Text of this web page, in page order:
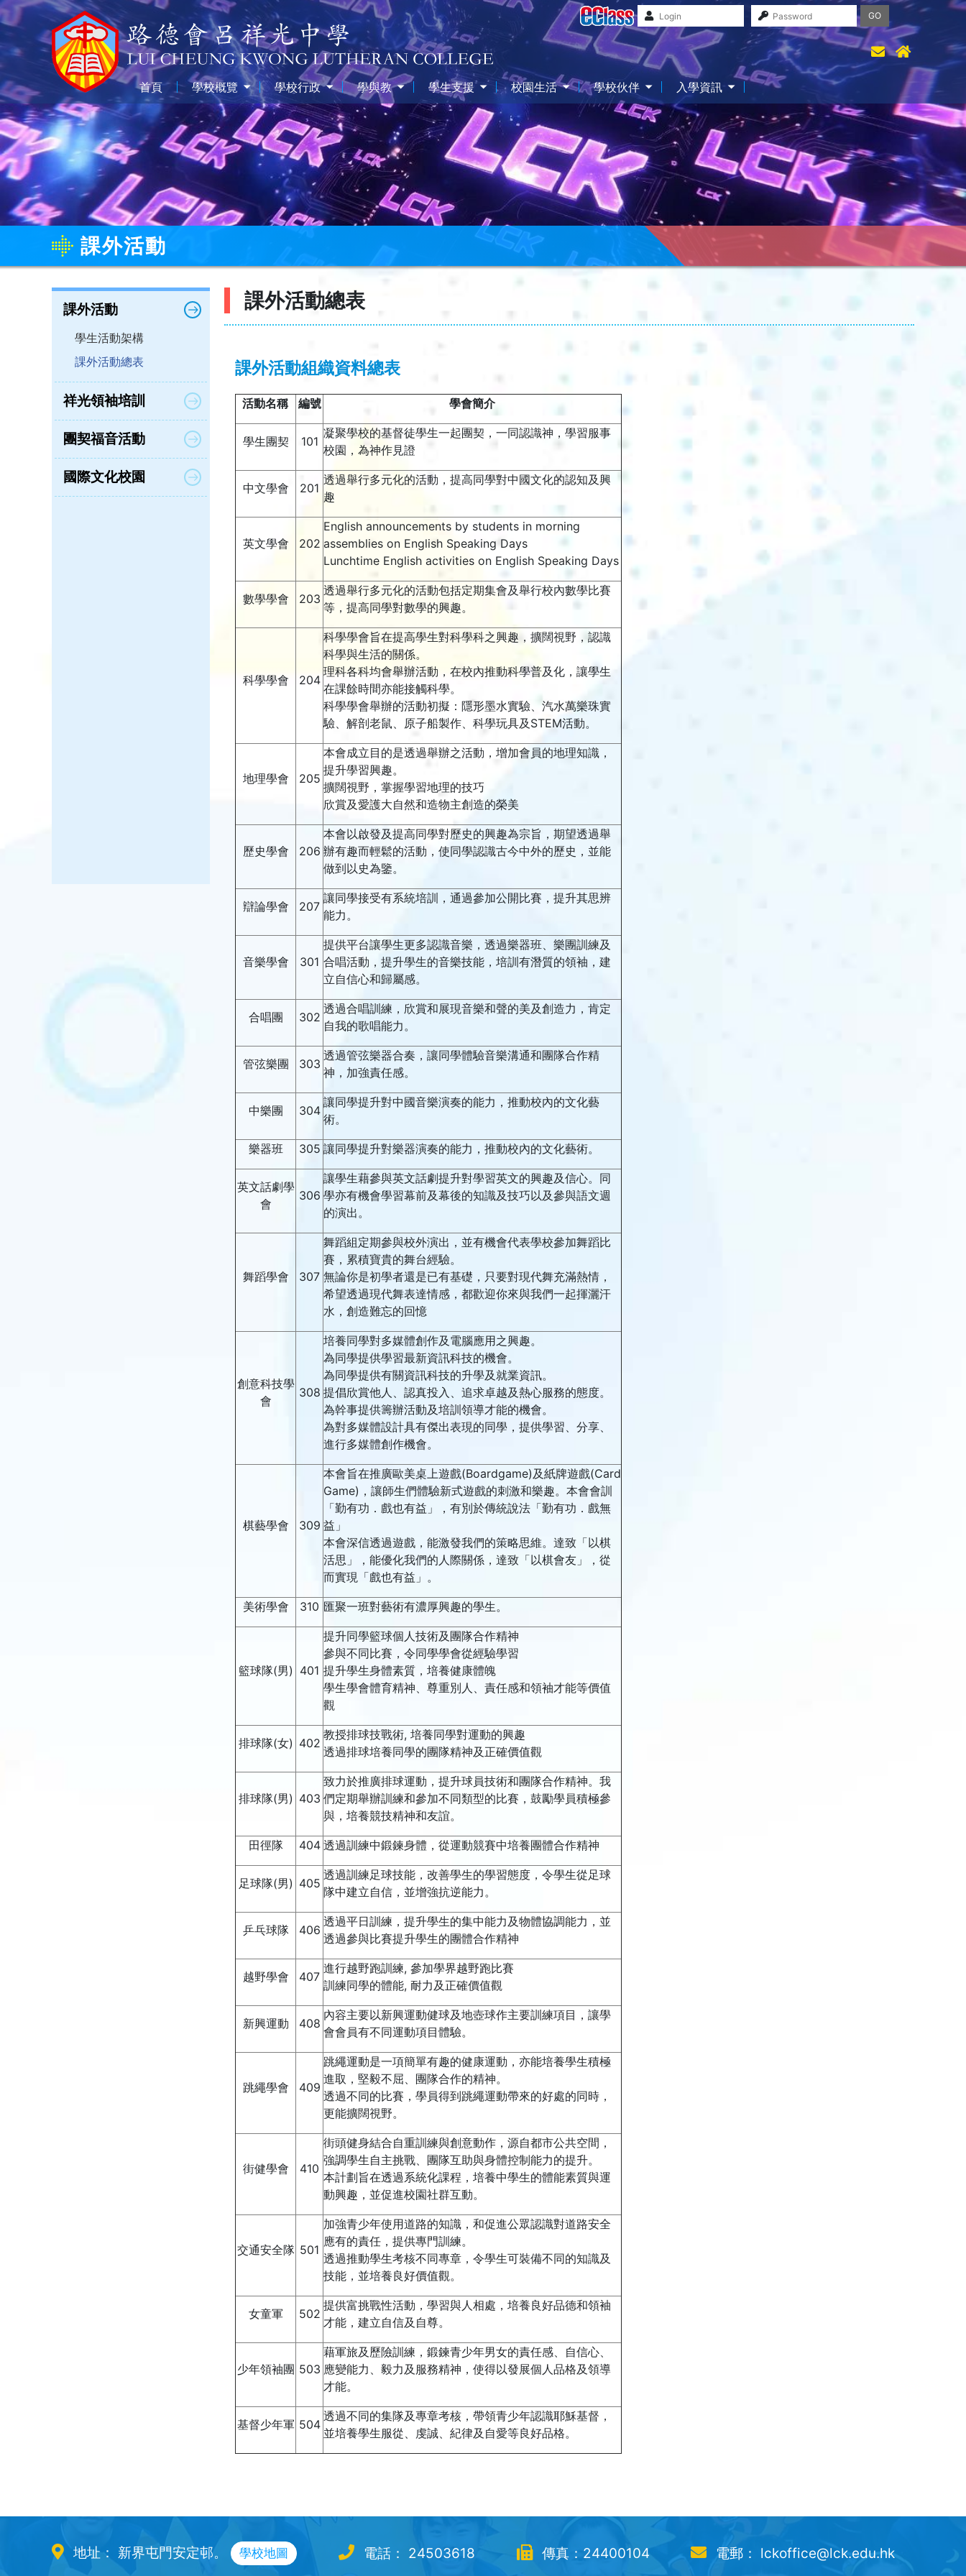
GO
首頁 學校概覽 學校行政 學與教 學生支援 校園生活 學校伙伴 入學資訊
課外活動
課外活動
學生活動架構
課外活動總表
祥光領袖培訓
團契福音活動
國際文化校園
課外活動總表
課外活動組織資料總表
活動名稱 編號 學會簡介
學生團契 101
凝聚學校的基督徒學生一起團契，一同認識神，學習服事
校園，為神作見證
中文學會 201
透過舉行多元化的活動，提高同學對中國文化的認知及興
趣
英文學會 202
English announcements by students in morning
assemblies on English Speaking Days
Lunchtime English activities on English Speaking Days
數學學會 203
透過舉行多元化的活動包括定期集會及舉行校內數學比賽
等，提高同學對數學的興趣。
科學學會 204
科學學會旨在提高學生對科學科之興趣，擴闊視野，認識
科學與生活的關係。
理科各科均會舉辦活動，在校內推動科學普及化，讓學生
在課餘時間亦能接觸科學。
科學學會舉辦的活動初擬：隱形墨水實驗、汽水萬樂珠實
驗、解剖老鼠、原子船製作、科學玩具及STEM活動。
地理學會 205
本會成立目的是透過舉辦之活動，增加會員的地理知識，
提升學習興趣。
擴闊視野，掌握學習地理的技巧
欣賞及愛護大自然和造物主創造的榮美
歷史學會 206
本會以啟發及提高同學對歷史的興趣為宗旨，期望透過舉
辦有趣而輕鬆的活動，使同學認識古今中外的歷史，並能
做到以史為鑒。
辯論學會 207
讓同學接受有系統培訓，通過參加公開比賽，提升其思辨
能力。
音樂學會 301
提供平台讓學生更多認識音樂，透過樂器班、樂團訓練及
合唱活動，提升學生的音樂技能，培訓有潛質的領袖，建
立自信心和歸屬感。
合唱團 302
透過合唱訓練，欣賞和展現音樂和聲的美及創造力，肯定
自我的歌唱能力。
管弦樂團 303
透過管弦樂器合奏，讓同學體驗音樂溝通和團隊合作精
神，加強責任感。
中樂團 304
讓同學提升對中國音樂演奏的能力，推動校內的文化藝
術。
樂器班 305 讓同學提升對樂器演奏的能力，推動校內的文化藝術。
英文話劇學
會
306
讓學生藉參與英文話劇提升對學習英文的興趣及信心。同
學亦有機會學習幕前及幕後的知識及技巧以及參與語文週
的演出。
舞蹈學會 307
舞蹈組定期參與校外演出，並有機會代表學校參加舞蹈比
賽，累積寶貴的舞台經驗。
無論你是初學者還是已有基礎，只要對現代舞充滿熱情，
希望透過現代舞表達情感，都歡迎你來與我們一起揮灑汗
水，創造難忘的回憶
創意科技學
會
308
培養同學對多媒體創作及電腦應用之興趣。
為同學提供學習最新資訊科技的機會。
為同學提供有關資訊科技的升學及就業資訊。
提倡欣賞他人、認真投入、追求卓越及熱心服務的態度。
為幹事提供籌辦活動及培訓領導才能的機會。
為對多媒體設計具有傑出表現的同學，提供學習、分享、
進行多媒體創作機會。
棋藝學會 309
本會旨在推廣歐美桌上遊戲(Boardgame)及紙牌遊戲(Card
Game)，讓師生們體驗新式遊戲的刺激和樂趣。本會會訓
「勤有功．戲也有益」，有別於傳統說法「勤有功．戲無
益」
本會深信透過遊戲，能激發我們的策略思維。達致「以棋
活思」，能優化我們的人際關係，達致「以棋會友」，從
而實現「戲也有益」。
美術學會 310 匯聚一班對藝術有濃厚興趣的學生。
籃球隊(男) 401
提升同學籃球個人技術及團隊合作精神
參與不同比賽，令同學學會從經驗學習
提升學生身體素質，培養健康體魄
學生學會體育精神、尊重別人、責任感和領袖才能等價值
觀
排球隊(女) 402
教授排球技戰術, 培養同學對運動的興趣
透過排球培養同學的團隊精神及正確價值觀
排球隊(男) 403
致力於推廣排球運動，提升球員技術和團隊合作精神。我
們定期舉辦訓練和參加不同類型的比賽，鼓勵學員積極參
與，培養競技精神和友誼。
田徑隊 404 透過訓練中鍛鍊身體，從運動競賽中培養團體合作精神
足球隊(男) 405
透過訓練足球技能，改善學生的學習態度，令學生從足球
隊中建立自信，並增強抗逆能力。
乒乓球隊 406
透過平日訓練，提升學生的集中能力及物體協調能力，並
透過參與比賽提升學生的團體合作精神
越野學會 407
進行越野跑訓練, 參加學界越野跑比賽
訓練同學的體能, 耐力及正確價值觀
新興運動 408
內容主要以新興運動健球及地壺球作主要訓練項目，讓學
會會員有不同運動項目體驗。
跳繩學會 409
跳繩運動是一項簡單有趣的健康運動，亦能培養學生積極
進取，堅毅不屈、團隊合作的精神。
透過不同的比賽，學員得到跳繩運動帶來的好處的同時，
更能擴闊視野。
街健學會 410
街頭健身結合自重訓練與創意動作，源自都市公共空間，
強調學生自主挑戰、團隊互助與身體控制能力的提升。
本計劃旨在透過系統化課程，培養中學生的體能素質與運
動興趣，並促進校園社群互動。
交通安全隊 501
加強青少年使用道路的知識，和促進公眾認識對道路安全
應有的責任，提供專門訓練。
透過推動學生考核不同專章，令學生可裝備不同的知識及
技能，並培養良好價值觀。
女童軍 502
提供富挑戰性活動，學習與人相處，培養良好品德和領袖
才能，建立自信及自尊。
少年領袖團 503
藉軍旅及歷險訓練，鍛鍊青少年男女的責任感、自信心、
應變能力、毅力及服務精神，使得以發展個人品格及領導
才能。
基督少年軍 504
透過不同的集隊及專章考核，帶領青少年認識耶穌基督，
並培養學生服從、虔誠、紀律及自愛等良好品格。
地址： 新界屯門安定邨。 學校地圖 電話： 24503618 傳真：24400104 電郵： lckoffice@lck.edu.hk